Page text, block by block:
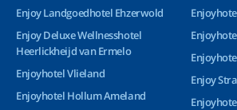
Enjoy Landgoedhotel Ehzerwold
Enjoy Deluxe Wellnesshotel
Heerlickheijd van Ermelo
Enjoyhotel Vlieland
Enjoyhotel Hollum Ameland
Enjoy